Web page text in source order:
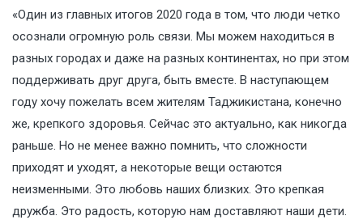
«Один из главных итогов 2020 года в том, что люди четко
осознали огромную роль связи. Мы можем находиться в
разных городах и даже на разных континентах, но при этом
поддерживать друг друга, быть вместе. В наступающем
году хочу пожелать всем жителям Таджикистана, конечно
же, крепкого здоровья. Сейчас это актуально, как никогда
раньше. Но не менее важно помнить, что сложности
приходят и уходят, а некоторые вещи остаются
неизменными. Это любовь наших близких. Это крепкая
дружба. Это радость, которую нам доставляют наши дети.